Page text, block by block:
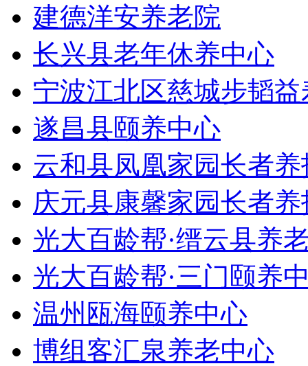
建德洋安养老院
长兴县老年休养中心
宁波江北区慈城步韬益
遂昌县颐养中心
云和县凤凰家园长者
庆元县康馨家园长者
光大百龄帮·缙云县养
光大百龄帮·三门颐养
温州瓯海颐养中心
博组客汇泉养老中心